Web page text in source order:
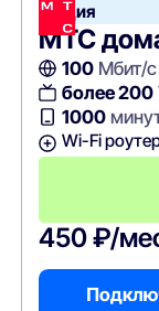
Акция
МТС
100Мбит/с
более 200
1000
Wi-Fi
450 ₽/